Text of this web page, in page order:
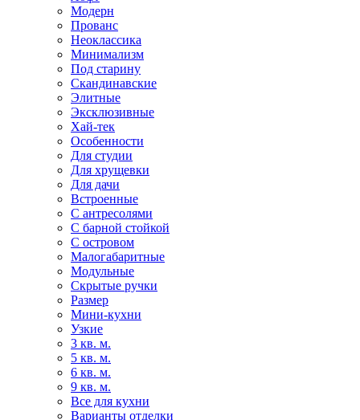
Модерн
Прованс
Неоклассика
Минимализм
Под старину
Скандинавские
Элитные
Эксклюзивные
Хай-тек
Особенности
Для студии
Для хрущевки
Для дачи
Встроенные
С антресолями
С барной стойкой
С островом
Малогабаритные
Модульные
Скрытые ручки
Размер
Мини-кухни
Узкие
3 кв. м.
5 кв. м.
6 кв. м.
9 кв. м.
Все для кухни
Варианты отделки